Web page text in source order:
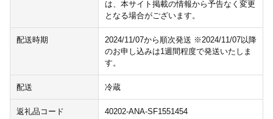
は、本サイト掲載の情報から予告なく変更
となる場合がございます。
配送時期
2024/11/07から順次発送 ※2024/11/07以降
のお申し込みは1週間程度で発送いたしま
す。
配送 冷蔵
返礼品コード 40202-ANA-SF1551454